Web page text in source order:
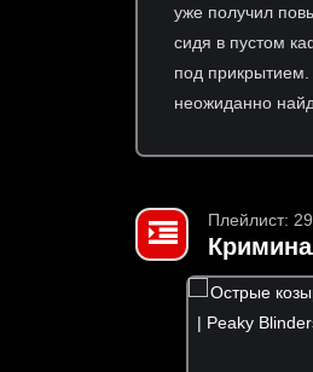
уже получил
сидя в пустом
под прикрытием.
неожиданно
Плейлист: